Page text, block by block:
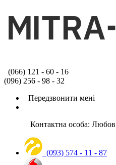
(066) 121 - 60 - 16
(096) 256 - 98 - 32
Передзвонити мені
Контактна особа: Любов
(093) 574 - 11 - 87